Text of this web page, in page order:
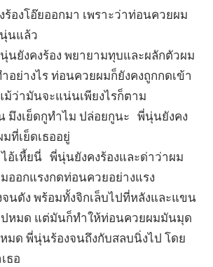
องโอ๊ยออกมา เพราะว่าท่อนควยผม
นแล้ว
นยังคงร้อง พยายามทุบและผลักตัวผม
อย่างไร ท่อนควยผมก็ยังคงถูกกดเข้า
ว่ามันจะแน่นเพียงไรก็ตาม
มึงเย็ดกูทำไม ปล่อยกูนะ พี่นุ่นยังคง
ที่เย็ดเธออยู่
อ้เหี้ยนี่ พี่นุ่นยังคงร้องและด่าว่าผม
ออกแรงกดท่อนควยอย่างแรง
นดัง พร้อมทั้งจิกเล็บไปที่หลังและแขน
ปหมด แต่มันก็ทำให้ท่อนควยผมมันมุด
มด พี่นุ่นร้องจนถึงกับสลบนิ่งไป โดย
ธอ